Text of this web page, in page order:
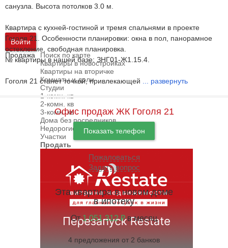
Войти
Продажа
Поиск по карте
Квартиры в новостройках
Квартиры на вторичке
Комнаты и доли
Студии
1-комн. кв
2-комн. кв
3-комн. кв
Дома без посредников
Недорогие дома
Участки
Продать
санузла. Высота потолков 3.0 м.
Квартира с кухней-гостиной и тремя спальнями в проекте
Гоголя 21. Особенности планировки: окна в пол, панорамное
остекление, свободная планировка.
№ квартиры в нашей базе: ЗНГ01-Ж1.15.4.
Гоголя 21 станет точкой, привлекающей развернуть
Офис продаж ЖК Гоголя 21
Показать телефон
Пожаловаться
Задать вопрос
Эта квартира в новом доме
в ипотеку
От1 051 312 ₽в месяц
4 предложения от 2 банков